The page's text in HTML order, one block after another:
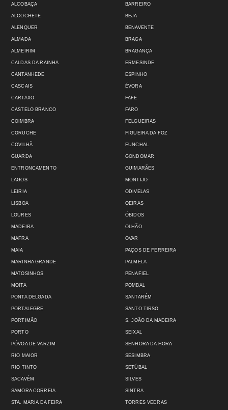
ALCOBAÇA
ALCOCHETE
ALENQUER
ALMADA
ALMEIRIM
BARREIRO
BEJA
BENAVENTE
BRAGA
BRAGANÇA
CALDAS DA RAINHA
CANTANHEDE
CASCAIS
CARTAXO
CASTELO BRANCO
COIMBRA
CORUCHE
COVILHÃ
GUARDA
ENTRONCAMENTO
ERMESINDE
ESPINHO
ÉVORA
FAFE
FARO
FELGUEIRAS
FIGUEIRA DA FOZ
FUNCHAL
GONDOMAR
GUIMARÃES
LAGOS
LEIRIA
LISBOA
LOURES
MADEIRA
MAFRA
MAIA
MARINHA GRANDE
MATOSINHOS
MOITA
MONTIJO
ODIVELAS
OEIRAS
ÓBIDOS
OLHÃO
OVAR
PAÇOS DE FERREIRA
PALMELA
PENAFIEL
POMBAL
PONTA DELGADA
PORTALEGRE
PORTIMÃO
PORTO
PÓVOA DE VARZIM
RIO MAIOR
RIO TINTO
SACAVÉM
SAMORA CORREIA
STA. MARIA DA FEIRA
SANTARÉM
SANTO TIRSO
S. JOÃO DA MADEIRA
SEIXAL
SENHORA DA HORA
SESIMBRA
SETÚBAL
SILVES
SINTRA
TORRES VEDRAS